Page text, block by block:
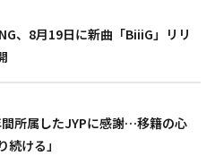
、8月19日に新曲「BiiiG」リリ
所属したJYPに感謝…移籍の心
ける」